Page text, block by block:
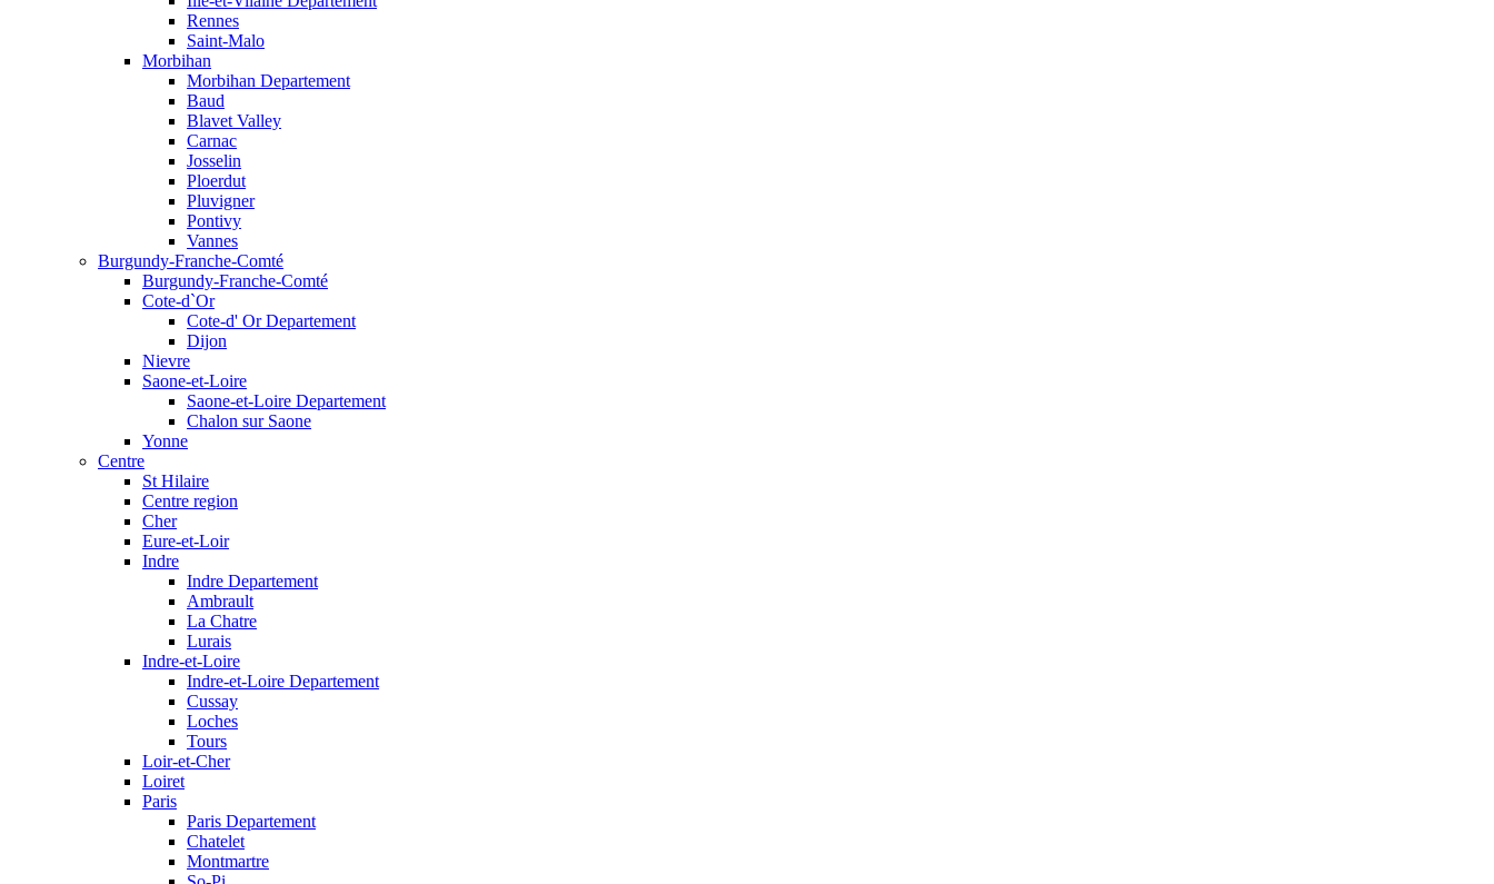
Rennes
Saint-Malo
Morbihan
Morbihan Departement
Baud
Blavet Valley
Carnac
Josselin
Ploerdut
Pluvigner
Pontivy
Vannes
Burgundy-Franche-Comté
Burgundy-Franche-Comté
Cote-d`Or
Cote-d' Or Departement
Dijon
Nievre
Saone-et-Loire
Saone-et-Loire Departement
Chalon sur Saone
Yonne
Centre
St Hilaire
Centre region
Cher
Eure-et-Loir
Indre
Indre Departement
Ambrault
La Chatre
Lurais
Indre-et-Loire
Indre-et-Loire Departement
Cussay
Loches
Tours
Loir-et-Cher
Loiret
Paris
Paris Departement
Chatelet
Montmartre